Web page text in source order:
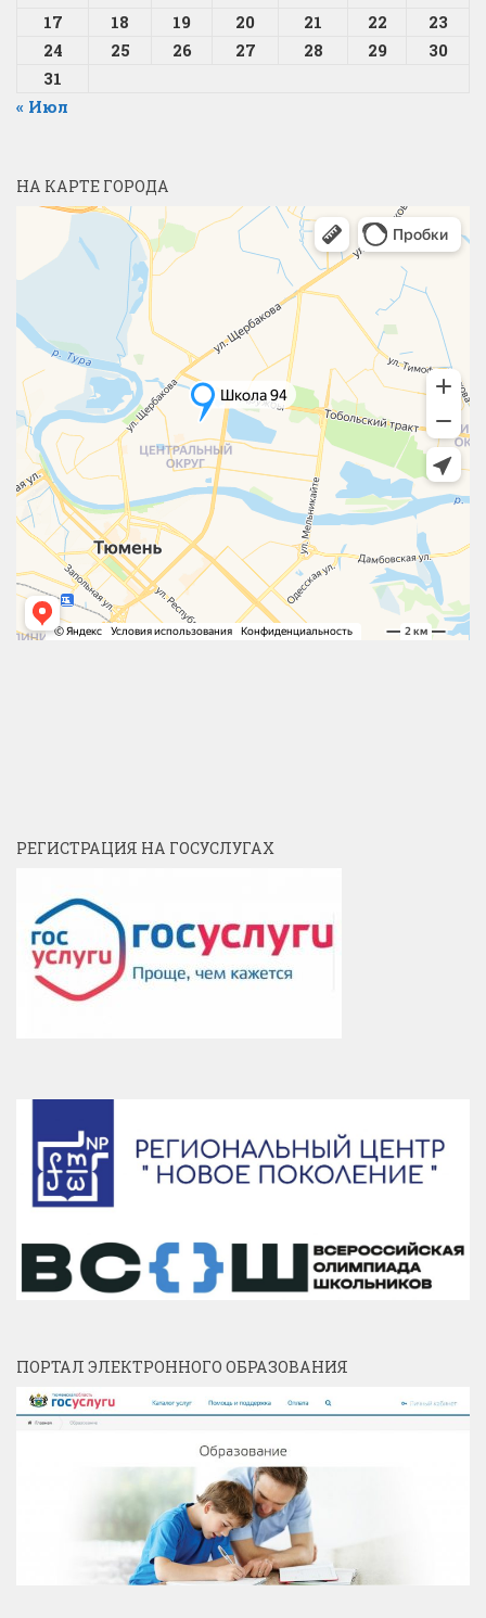
17
18 19 20 21 22
23
24
25 26 27 28 29
30
31
« Июл
НА КАРТЕ ГОРОДА
РЕГИСТРАЦИЯ НА ГОСУСЛУГАХ
ПОРТАЛ ЭЛЕКТРОННОГО ОБРАЗОВАНИЯ